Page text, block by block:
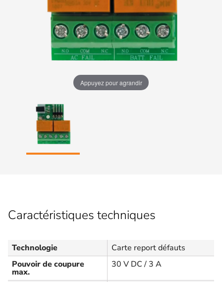
Appuyez pour agrandir
Caractéristiques techniques
Technologie
Carte report défauts
Pouvoir de coupure
max.
30 V DC / 3 A